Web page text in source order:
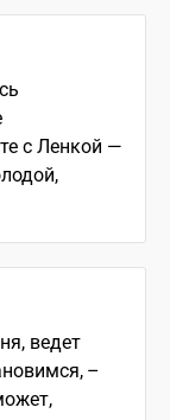
с Ленкой —
ведет
–